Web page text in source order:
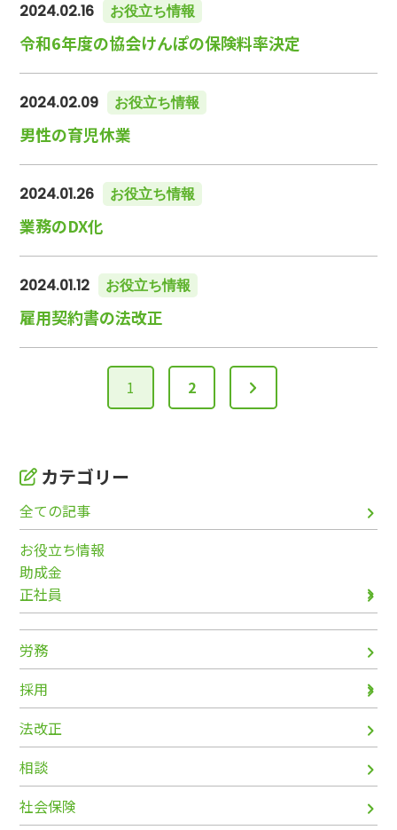
2024.02.16 お役立ち情報
令和6年度の協会けんぽの保険料率決定
2024.02.09 お役立ち情報
男性の育児休業
2024.01.26 お役立ち情報
業務のDX化
2024.01.12 お役立ち情報
雇用契約書の法改正
1 2
カテゴリー
全ての記事
お役立ち情報
助成金
正社員
労務
採用
法改正
相談
社会保険